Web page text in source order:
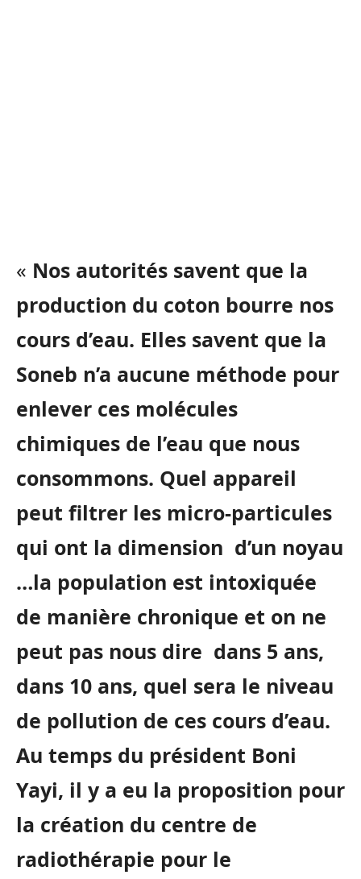
« Nos autorités savent que la
production du coton bourre nos
cours d’eau. Elles savent que la
Soneb n’a aucune méthode pour
enlever ces molécules
chimiques de l’eau que nous
consommons. Quel appareil
peut filtrer les micro-particules
qui ont la dimension d’un noyau
…la population est intoxiquée
de manière chronique et on ne
peut pas nous dire dans 5 ans,
dans 10 ans, quel sera le niveau
de pollution de ces cours d’eau.
Au temps du président Boni
Yayi, il y a eu la proposition pour
la création du centre de
radiothérapie pour le